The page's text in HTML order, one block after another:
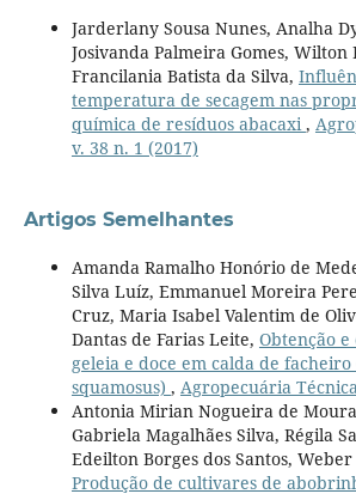
Jarderlany Sousa Nunes, Analha
Josivanda Palmeira Gomes, Wilton
Francilania Batista da Silva,
temperatura de secagem nas
química de resíduos abacaxi,
v. 38 n. 1 (2017)
Artigos Semelhantes
Amanda Ramalho Honório de
Silva Luíz, Emmanuel Moreira
Cruz, Maria Isabel Valentim de
Dantas de Farias Leite, Obtenção
geleia e doce em calda de facheiro
squamosus) , Agropecuária
Antonia Mirian Nogueira de
Gabriela Magalhães Silva, Régila
Edeilton Borges dos Santos,
Produção de cultivares de